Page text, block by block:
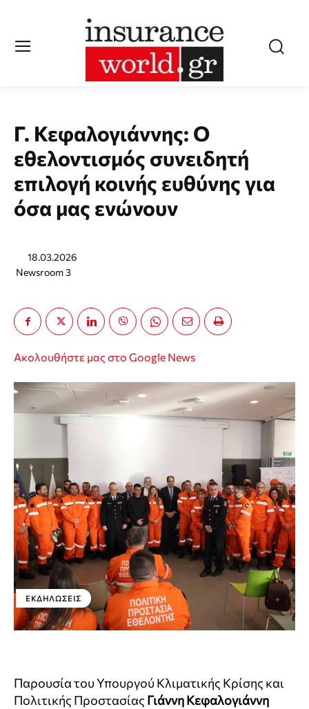
Γ. Κεφαλογιάννης: Ο
εθελοντισμός συνειδητή
επιλογή κοινής ευθύνης για
όσα μας ενώνουν
18.03.2026
Newsroom 3
Ακολουθήστε μας στο Google News
ΕΚΔΗΛΏΣΕΙΣ
Παρουσία του Υπουργού Κλιματικής Κρίσης και
Πολιτικής Προστασίας Γιάννη Κεφαλογιάννη